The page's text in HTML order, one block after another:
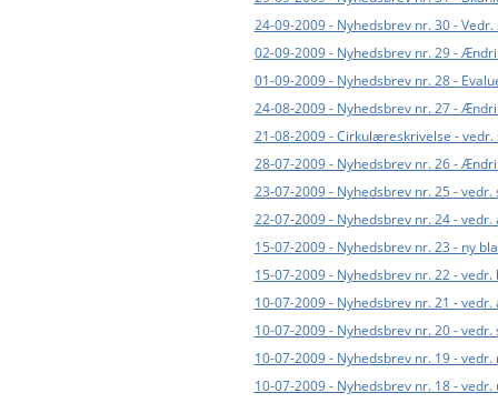
24-09-2009 - Nyhedsbrev nr. 30 -
02-09-2009 - Nyhedsbrev nr. 29 -
01-09-2009 - Nyhedsbrev nr. 28 -
24-08-2009 - Nyhedsbrev nr. 27 -
21-08-2009 - Cirkulæreskrivelse -
28-07-2009 - Nyhedsbrev nr. 26 -
23-07-2009 - Nyhedsbrev nr. 25 -
22-07-2009 - Nyhedsbrev nr. 24 -
15-07-2009 - Nyhedsbrev nr. 23 - ny
15-07-2009 - Nyhedsbrev nr. 22 -
10-07-2009 - Nyhedsbrev nr. 21 -
10-07-2009 - Nyhedsbrev nr. 20 -
10-07-2009 - Nyhedsbrev nr. 19 - vedr.
10-07-2009 - Nyhedsbrev nr. 18 -